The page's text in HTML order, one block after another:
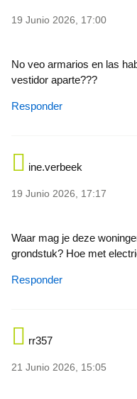
19 Junio 2026, 17:00
No veo armarios en las
vestidor aparte???
Responder
ine.verbeek
19 Junio 2026, 17:17
Waar mag je deze
grondstuk? Hoe met
Responder
rr357
21 Junio 2026, 15:05